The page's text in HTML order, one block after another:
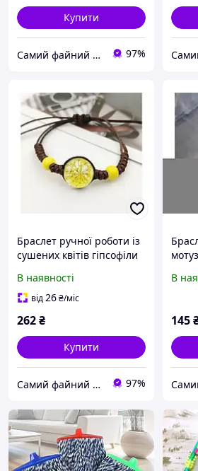
Купити
Самий файний магазин 97%
Браслет ручної роботи із
сушених квітів гіпсофіли
В наявності
від26₴/міс
262₴
Купити
Самий файний магазин 97%
В
145